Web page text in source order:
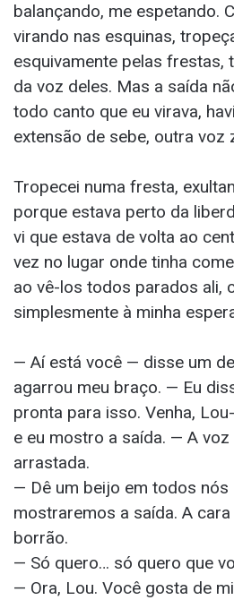
balançando, me espetando.
virando nas esquinas,
esquivamente pelas frestas,
da voz deles. Mas a saída
todo canto que eu virava,
extensão de sebe, outra voz
Tropecei numa fresta,
porque estava perto da
vi que estava de volta ao
vez no lugar onde tinha
ao vê-los todos parados ali,
simplesmente à minha
— Aí está você — disse um
agarrou meu braço. — Eu
pronta para isso. Venha,
e eu mostro a saída. — A voz
arrastada.
— Dê um beijo em todos nós
mostraremos a saída. A
borrão.
— Só quero… só quero que
— Ora, Lou. Você gosta de